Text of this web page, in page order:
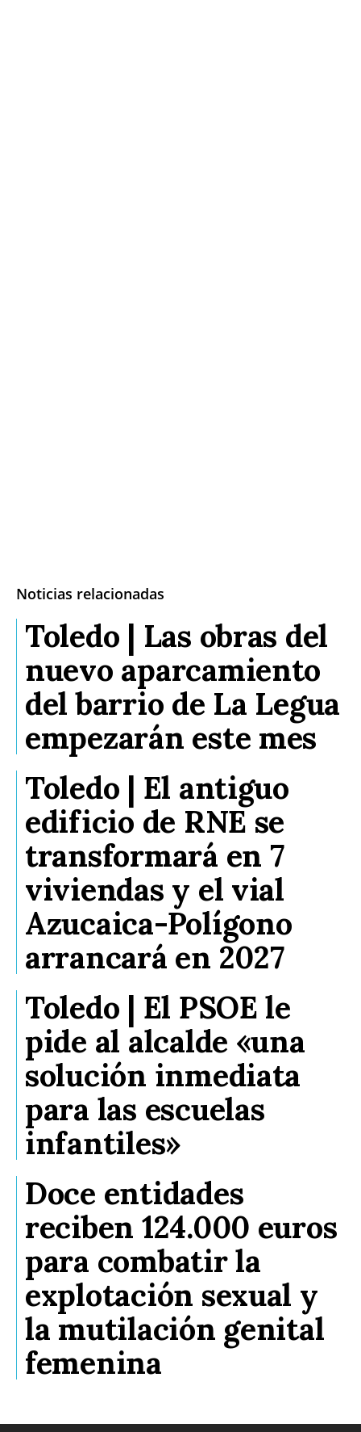
Noticias relacionadas
Toledo | Las obras del
nuevo aparcamiento
del barrio de La Legua
empezarán este mes
Toledo | El antiguo
edificio de RNE se
transformará en 7
viviendas y el vial
Azucaica-Polígono
arrancará en 2027
Toledo | El PSOE le
pide al alcalde «una
solución inmediata
para las escuelas
infantiles»
Doce entidades
reciben 124.000 euros
para combatir la
explotación sexual y
la mutilación genital
femenina